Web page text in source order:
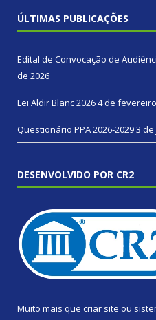
ÚLTIMAS PUBLICAÇÕES
Edital de Convocação de
de 2026
Lei Aldir Blanc 20264 de
Questionário PPA 2026-20293 de
DESENVOLVIDO POR CR2
Muito mais que criar site ou